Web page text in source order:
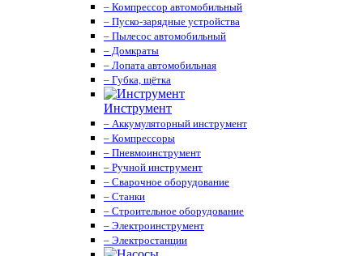
– Компрессор автомобильный
– Пуско-зарядные устройства
– Пылесос автомобильный
– Домкраты
– Лопата автомобильная
– Губка, щётка
Инструмент
– Аккумуляторный инструмент
– Компрессоры
– Пневмоинструмент
– Ручной инструмент
– Сварочное оборудование
– Станки
– Строительное оборудование
– Электроинструмент
– Электростанции